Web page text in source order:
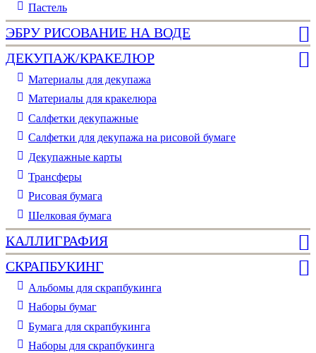
Пастель
ЭБРУ РИСОВАНИЕ НА ВОДЕ
ДЕКУПАЖ/КРАКЕЛЮР
Материалы для декупажа
Материалы для кракелюра
Cалфетки декупажные
Салфетки для декупажа на рисовой бумаге
Декупажные карты
Трансферы
Рисовая бумага
Шелковая бумага
КАЛЛИГРАФИЯ
СКРАПБУКИНГ
Альбомы для скрапбукинга
Наборы бумаг
Бумага для скрапбукинга
Наборы для скрапбукинга